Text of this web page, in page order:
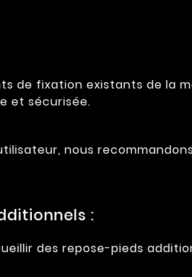
de fixation existants de la
et sécurisée.
nous
:
des repose-pieds